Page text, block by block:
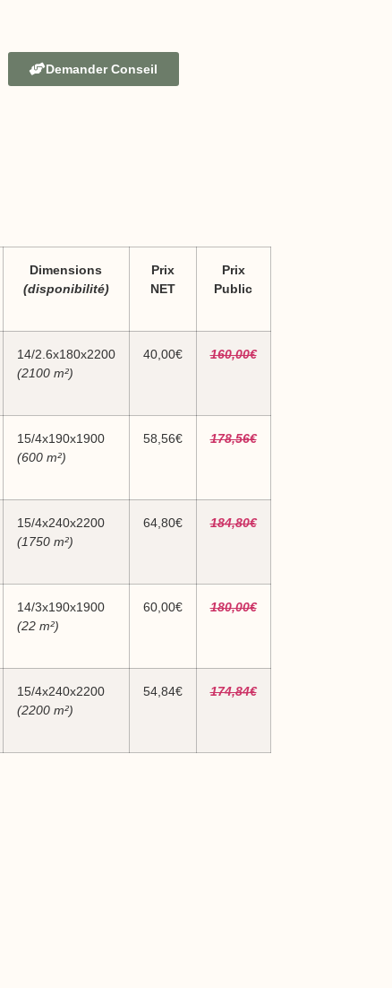
Demander Conseil
Dimensions
(disponibilité)
Prix
NET
Prix
Public
14/2.6x180x2200
(2100 m²)
40,00€ 160,00€
15/4x190x1900
(600 m²)
58,56€ 178,56€
15/4x240x2200
(1750 m²)
64,80€ 184,80€
14/3x190x1900
(22 m²)
60,00€ 180,00€
15/4x240x2200
(2200 m²)
54,84€ 174,84€